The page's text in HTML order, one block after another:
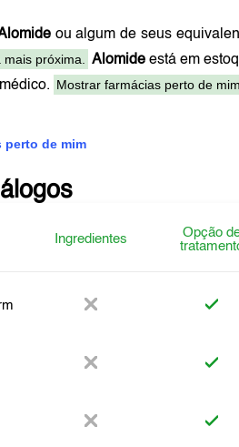
ou algum de seus
próxima. Alomideestá em
Mostrar farmácias perto de mim.
perto de mim
Ingredientes
Opção